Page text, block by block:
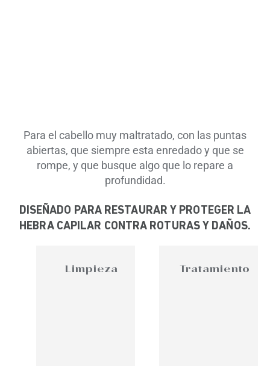
Para el cabello muy maltratado, con las puntas
abiertas, que siempre esta enredado y que se
rompe, y que busque algo que lo repare a
profundidad.
DISEÑADO PARA RESTAURAR Y PROTEGER LA
HEBRA CAPILAR CONTRA ROTURAS Y DAÑOS.
Limpieza Tratamiento